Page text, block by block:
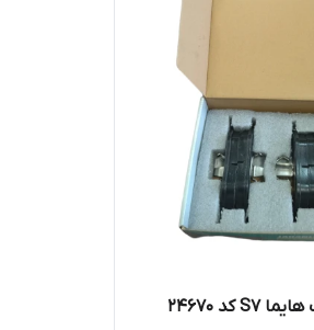
لنت ترمز عقب هایما S7 کد 24670